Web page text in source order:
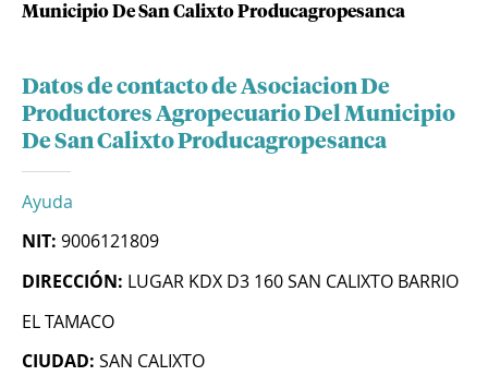
Municipio De San Calixto Producagropesanca
Datos de contacto de Asociacion De
Productores Agropecuario Del Municipio
De San Calixto Producagropesanca
Ayuda
NIT: 9006121809
DIRECCIÓN: LUGAR KDX D3 160 SAN CALIXTO BARRIO
EL TAMACO
CIUDAD: SAN CALIXTO